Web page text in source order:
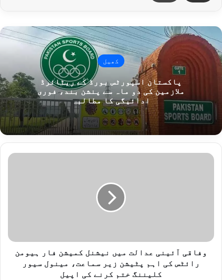
کھیل
پاکستان اسپورٹس بورڈ کے ریٹائرڈ
ملازمین کی دو ماہ سے پنشن بند، فوری
ادائیگی کا مطالبہ
و
ن
وفاقی آئینی عدالت میں نیشنل کمیشن فار ہیومن
رائٹس کی اہم پٹیشن زیر سماعت، مینول سیور
کلیننگ ختم کرنے کی اپیل